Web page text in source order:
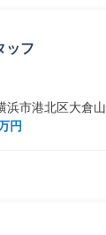
ッフ
浜市港北区大倉山
円